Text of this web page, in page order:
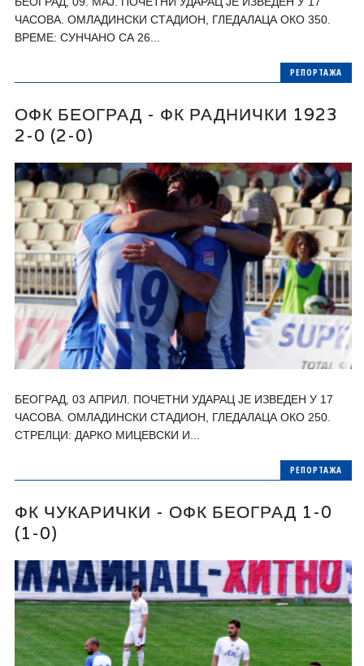
ЧАСОВА. ОМЛАДИНСКИ СТАДИОН, ГЛЕДАЛАЦА ОКО 350.
ВРЕМЕ: СУНЧАНО СА 26...
РЕПОРТАЖА
ОФК БЕОГРАД - ФК РАДНИЧКИ 1923
2-0 (2-0)
БЕОГРАД, 03 АПРИЛ. ПОЧЕТНИ УДАРАЦ ЈЕ ИЗВЕДЕН У 17
ЧАСОВА. ОМЛАДИНСКИ СТАДИОН, ГЛЕДАЛАЦА ОКО 250.
СТРЕЛЦИ: ДАРКО МИЦЕВСКИ И...
РЕПОРТАЖА
ФК ЧУКАРИЧКИ - ОФК БЕОГРАД 1-0
(1-0)